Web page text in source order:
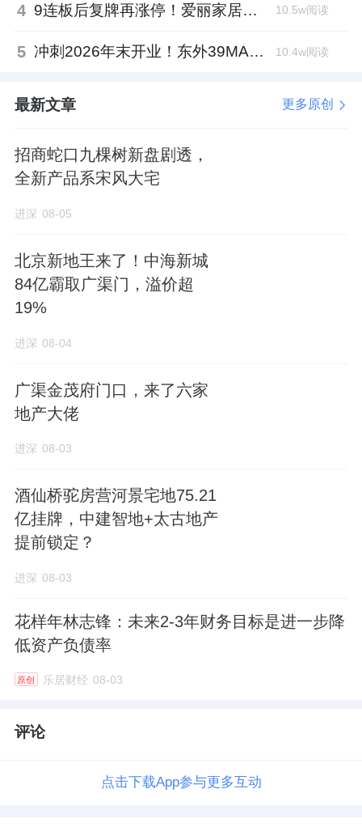
4 9连板后复牌再涨停！爱丽家居市盈率318倍，跨界收购案尚未落地 10.5w阅读
5 冲刺2026年末开业！东外39MALL全球招商启幕，重构东直门商圈格局 10.4w阅读
最新文章 更多原创
招商蛇口九棵树新盘剧透，
全新产品系宋风大宅
进深 08-05
北京新地王来了！中海新城
84亿霸取广渠门，溢价超
19%
进深 08-04
广渠金茂府门口，来了六家
地产大佬
进深 08-03
酒仙桥驼房营河景宅地75.21
亿挂牌，中建智地+太古地产
提前锁定？
进深 08-03
花样年林志锋：未来2-3年财务目标是进一步降
低资产负债率
原创 乐居财经 08-03
评论
点击下载App参与更多互动